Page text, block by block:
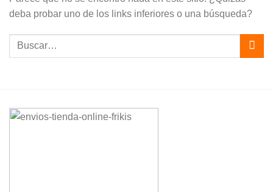
deba probar uno de los links inferiores o una búsqueda?